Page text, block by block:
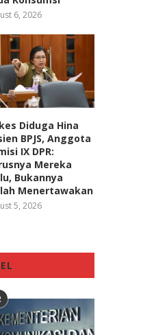
6, 2026
Diduga Hina
BPJS, Anggota
IX DPR:
Mereka
Bukannya
Menertawakan
5, 2026